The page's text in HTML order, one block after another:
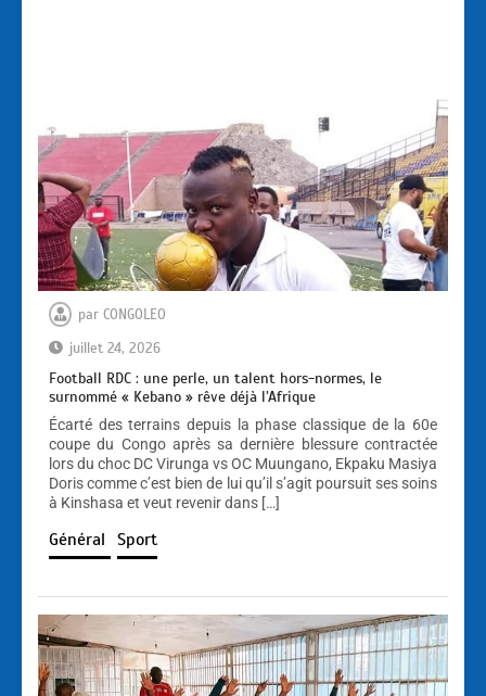
par CONGOLEO
juillet 24, 2026
Football RDC : une perle, un talent hors-normes, le
surnommé « Kebano » rêve déjà l’Afrique
Écarté des terrains depuis la phase classique de la 60e
coupe du Congo après sa dernière blessure contractée
lors du choc DC Virunga vs OC Muungano, Ekpaku Masiya
Doris comme c’est bien de lui qu’il s’agit poursuit ses soins
à Kinshasa et veut revenir dans […]
Général Sport